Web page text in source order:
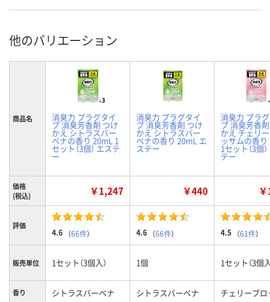
他のバリエーション
商品名 消臭力 プラグタイ
プ 消臭芳香剤 つけ
かえ シトラスバー
ベナの香り 20mL 1
セット（3個） エステ
ー
消臭力 プラグタイ
プ 消臭芳香剤 つけ
かえ シトラスバー
ベナの香り 20mL エ
ステー
消臭力 プラ
プ 消臭芳香
かえ チェリ
ッサムの香
1セット（3個
テー
価格
(税込)
￥1,247 ￥440
評価
4.6 （66件） 4.6 （66件） 4.5 （61件）
販売単位 1セット（3個入） 1個 1セット（3個
香り シトラスバーベナ シトラスバーベナ チェリーブ